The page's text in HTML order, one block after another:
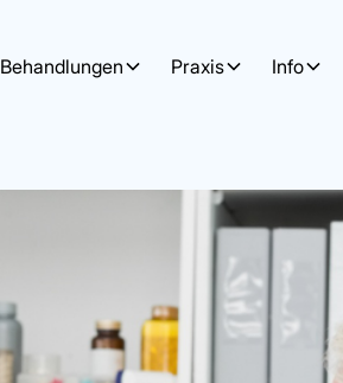
Behandlungen Praxis Info